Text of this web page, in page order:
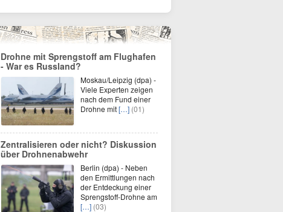
Drohne mit Sprengstoff am Flughafen
- War es Russland?
Moskau/Leipzig (dpa) -
Viele Experten zeigen
nach dem Fund einer
Drohne mit[…] (01)
Zentralisieren oder nicht? Diskussion
über Drohnenabwehr
Berlin (dpa) - Neben
den Ermittlungen nach
der Entdeckung einer
Sprengstoff-Drohne am
[…] (03)